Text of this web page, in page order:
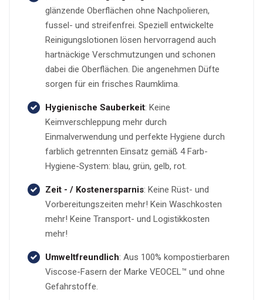
glänzende Oberflächen ohne Nachpolieren,
fussel- und streifenfrei. Speziell entwickelte
Reinigungslotionen lösen hervorragend auch
hartnäckige Verschmutzungen und schonen
dabei die Oberflächen. Die angenehmen Düfte
sorgen für ein frisches Raumklima.
Hygienische Sauberkeit: Keine
Keimverschleppung mehr durch
Einmalverwendung und perfekte Hygiene durch
farblich getrennten Einsatz gemäß 4 Farb-
Hygiene-System: blau, grün, gelb, rot.
Zeit - / Kostenersparnis: Keine Rüst- und
Vorbereitungszeiten mehr! Kein Waschkosten
mehr! Keine Transport- und Logistikkosten
mehr!
Umweltfreundlich: Aus 100% kompostierbaren
Viscose-Fasern der Marke VEOCEL™ und ohne
Gefahrstoffe.